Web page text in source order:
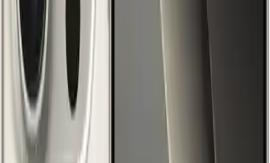
Gelişmiş Kamera Sistemleri
Kamera özellikleri, profesyonel fotoğrafçılığı aratmayan kalite
sunuyor. 48 MP Ultra Geniş kamera ile detaylı makro çekimler
mümkün hale gelirken, geniş açılı fotoğraflar sayesinde manzara ve
grup fotoğraflarında mükemmel sonuçlar elde ediliyor. Telefoto
kamera ise 5 kat zoom kapasitesi ile uzak mesafedeki objeleri net bir
şekilde yakalayabiliyor. Kamera Denetimi özelliği, zoom ve alan
derinliği gibi ayarlara hızlı erişim sağlayarak, kullanıcıların anlık ve
kusursuz fotoğraflar çekmesine imkan tanıyor.
Profesyonel Video Çekimleri